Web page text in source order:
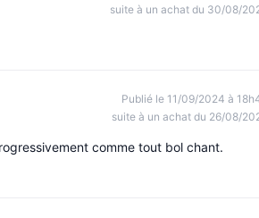
suite à un achat du 30/08/
Publié le 11/09/2024 à
suite à un achat du 26/08/
comme tout bol chant.